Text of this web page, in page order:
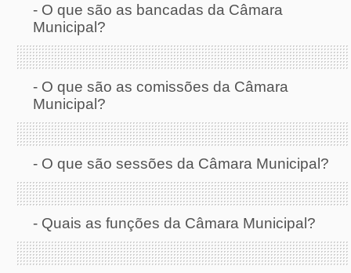
- O que são as bancadas da Câmara
Municipal?
- O que são as comissões da Câmara
Municipal?
- O que são sessões da Câmara Municipal?
- Quais as funções da Câmara Municipal?